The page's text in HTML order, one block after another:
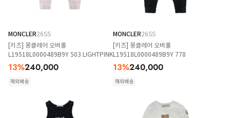
MONCLER26SS
[키즈] 몽클레어 오버롤
L19518L0000489B9Y 503 LIGHTPINK
13%240,000
해외배송
MONCLER26SS
[키즈] 몽클레어 오버롤
L19518L0000489B9Y 778
13%240,000
해외배송